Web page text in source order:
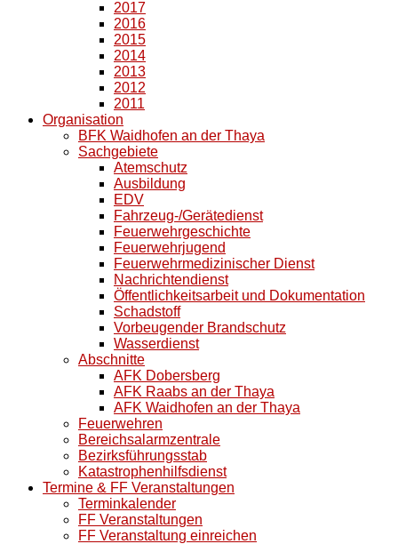
2017
2016
2015
2014
2013
2012
2011
Organisation
BFK Waidhofen an der Thaya
Sachgebiete
Atemschutz
Ausbildung
EDV
Fahrzeug-/Gerätedienst
Feuerwehrgeschichte
Feuerwehrjugend
Feuerwehrmedizinischer Dienst
Nachrichtendienst
Öffentlichkeitsarbeit und Dokumentation
Schadstoff
Vorbeugender Brandschutz
Wasserdienst
Abschnitte
AFK Dobersberg
AFK Raabs an der Thaya
AFK Waidhofen an der Thaya
Feuerwehren
Bereichsalarmzentrale
Bezirksführungsstab
Katastrophenhilfsdienst
Termine & FF Veranstaltungen
Terminkalender
FF Veranstaltungen
FF Veranstaltung einreichen